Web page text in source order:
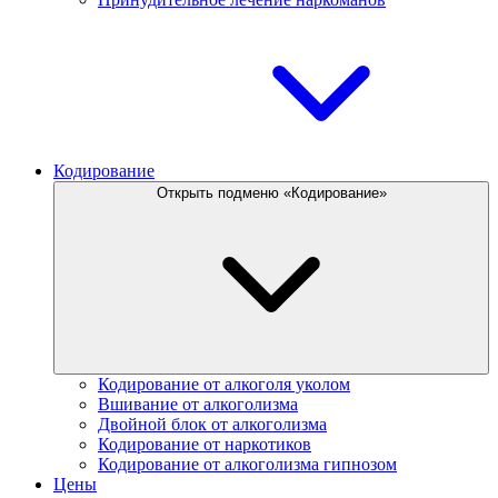
Кодирование
Открыть подменю «Кодирование»
Кодирование от алкоголя уколом
Вшивание от алкоголизма
Двойной блок от алкоголизма
Кодирование от наркотиков
Кодирование от алкоголизма гипнозом
Цены